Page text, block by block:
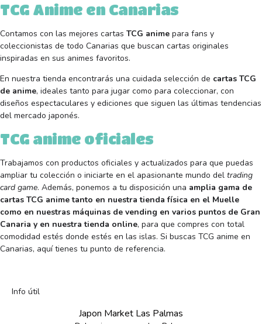
TCG Anime en Canarias
Contamos con las mejores cartas TCG anime para fans y
coleccionistas de todo Canarias que buscan cartas originales
inspiradas en sus animes favoritos.
En nuestra tienda encontrarás una cuidada selección de cartas TCG
de anime, ideales tanto para jugar como para coleccionar, con
diseños espectaculares y ediciones que siguen las últimas tendencias
del mercado japonés.
TCG anime oficiales
Trabajamos con productos oficiales y actualizados para que puedas
ampliar tu colección o iniciarte en el apasionante mundo del trading
card game. Además, ponemos a tu disposición una amplia gama de
cartas TCG anime tanto en nuestra tienda física en el Muelle
como en nuestras máquinas de vending en varios puntos de Gran
Canaria y en nuestra tienda online, para que compres con total
comodidad estés donde estés en las islas. Si buscas TCG anime en
Canarias, aquí tienes tu punto de referencia.
Info útil
Japon Market Las Palmas